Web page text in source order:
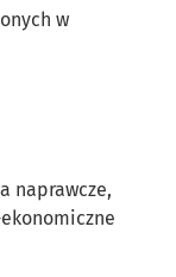
naprawcze
w